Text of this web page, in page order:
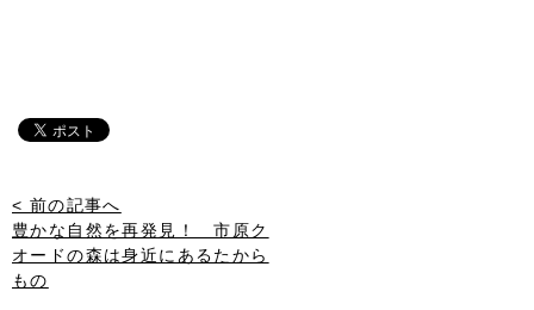
< 前の記事へ
豊かな自然を再発見！ 市原ク
オードの森は身近にあるたから
もの